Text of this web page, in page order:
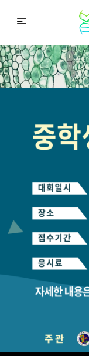
중학
Middle